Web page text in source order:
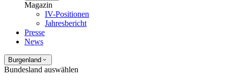
Magazin
IV-Positionen
Jahresbericht
Presse
News
Burgenland
Bundesland auswählen